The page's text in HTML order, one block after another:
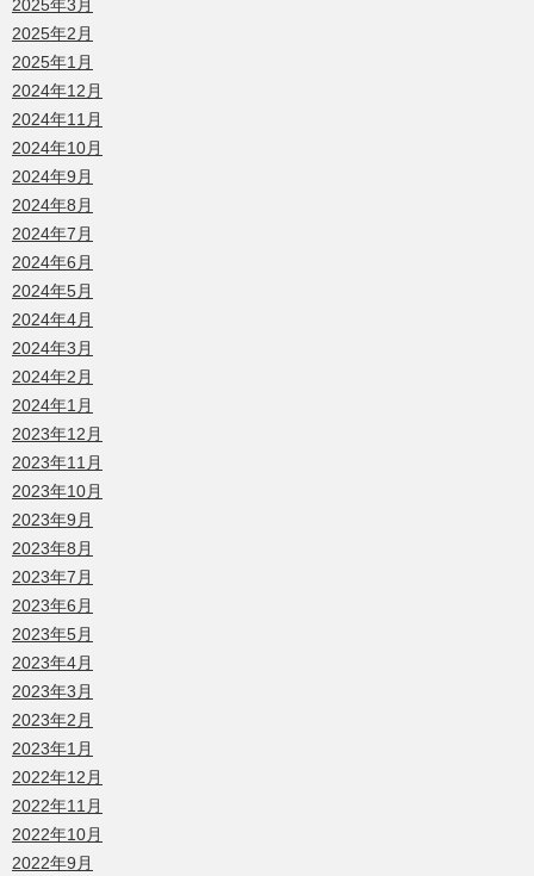
2025年3月
2025年2月
2025年1月
2024年12月
2024年11月
2024年10月
2024年9月
2024年8月
2024年7月
2024年6月
2024年5月
2024年4月
2024年3月
2024年2月
2024年1月
2023年12月
2023年11月
2023年10月
2023年9月
2023年8月
2023年7月
2023年6月
2023年5月
2023年4月
2023年3月
2023年2月
2023年1月
2022年12月
2022年11月
2022年10月
2022年9月